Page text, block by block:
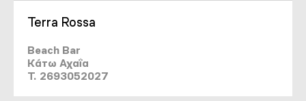
Terra Rossa
Beach Bar
Κάτω Αχαΐα
T. 2693052027